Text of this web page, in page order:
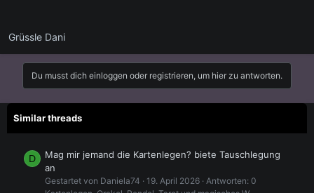
Grüssle Dani
Du musst dich einloggen oder registrieren, um hier zu antworten.
Similar threads
D
Mag mir jemand die Kartenlegen? biete Tauschlegung
an
Gestartet von Daniela74 19. April 2026 Antworten: 0